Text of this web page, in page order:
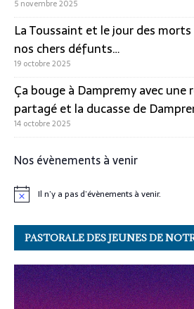
5 novembre 2025
La Toussaint et le jour des
nos chers défunts…
19 octobre 2025
Ça bouge à Dampremy avec
partagé et la ducasse de
14 octobre 2025
Nos évènements à venir
N
e
Il n’y a pas d’évènements à venir.
PASTORALE DES JEUNES DE